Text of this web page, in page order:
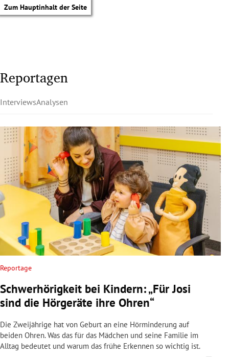
Zum Hauptinhalt der Seite
Untermenü
Untermenü
Untermenü
Untermenü
Untermenü
Reportagen
InterviewsAnalysen
Reportage
Schwerhörigkeit bei Kindern: „Für Josi
sind die Hörgeräte ihre Ohren“
Die Zweijährige hat von Geburt an eine Hörminderung auf
beiden Ohren. Was das für das Mädchen und seine Familie im
Alltag bedeutet und warum das frühe Erkennen so wichtig ist.